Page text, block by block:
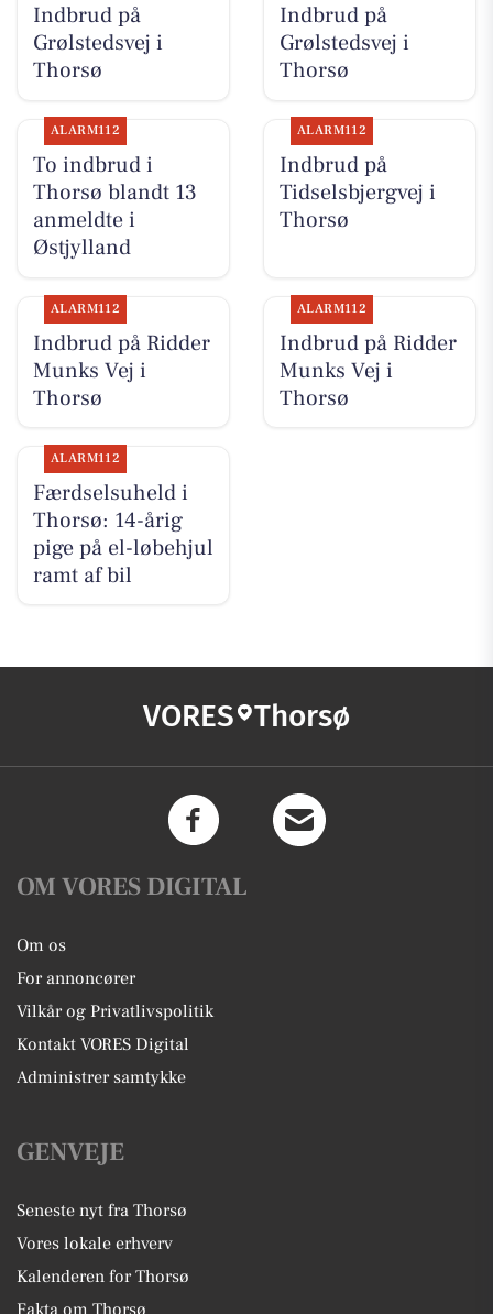
Indbrud på
Grølstedsvej i
Thorsø
Indbrud på
Grølstedsvej i
Thorsø
ALARM112
To indbrud i
Thorsø blandt 13
anmeldte i
Østjylland
ALARM112
Indbrud på
Tidselsbjergvej i
Thorsø
ALARM112
Indbrud på Ridder
Munks Vej i
Thorsø
ALARM112
Indbrud på Ridder
Munks Vej i
Thorsø
ALARM112
Færdselsuheld i
Thorsø: 14-årig
pige på el-løbehjul
ramt af bil
VORES Thorsø
OM VORES DIGITAL
Om os
For annoncører
Vilkår og Privatlivspolitik
Kontakt VORES Digital
Administrer samtykke
GENVEJE
Seneste nyt fra Thorsø
Vores lokale erhverv
Kalenderen for Thorsø